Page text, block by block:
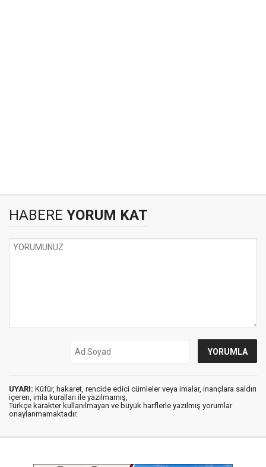
HABERE YORUM KAT
UYARI: Küfür, hakaret, rencide edici cümleler veya imalar, inançlara saldırı
içeren, imla kuralları ile yazılmamış,
Türkçe karakter kullanılmayan ve büyük harflerle yazılmış yorumlar
onaylanmamaktadır.